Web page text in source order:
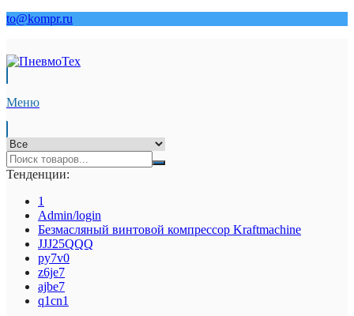
to@kompr.ru
Меню
Тенденции:
1
Admin/login
Безмасляный винтовой компрессор Kraftmaсhine
JJJ25QQQ
py7v0
z6je7
ajbe7
q1cn1